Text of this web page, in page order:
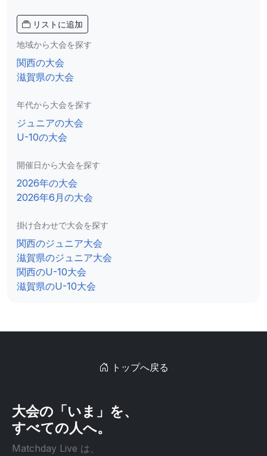
リストに追加
地域から大会を探す
関西の大会
滋賀県の大会
年代から大会を探す
ジュニアの大会
U-10の大会
開催日から大会を探す
2026年の大会
2026年6月の大会
掛け合わせで大会を探す
関西のジュニア大会
滋賀県のジュニア大会
関西のU-10大会
滋賀県のU-10大会
トップへ戻る
大会の「いま」を、
すべての人へ。
Matchday Live は、